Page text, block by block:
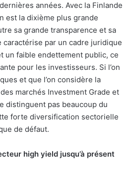
années. Avec la Finlande
est la dixième plus grande
sa grande transparence et sa
par un cadre juridique
un faible endettement public, ce
pour les investisseurs. Si l’on
et que l’on considère la
marchés Investment Grade et
distinguent pas beaucoup du
forte diversification sectorielle
de défaut.
high yield jusqu’à présent